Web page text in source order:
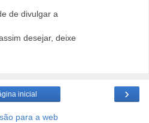
de divulgar a
desejar, deixe
›
inicial
para a web